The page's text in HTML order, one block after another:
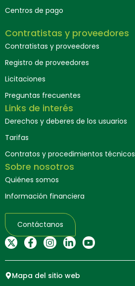
Centros de pago
Contratistas y proveedores
Contratistas y proveedores
Registro de proveedores
Licitaciones
Preguntas frecuentes
Links de interés
Derechos y deberes de los usuarios
Tarifas
Contratos y procedimientos técnicos
Sobre nosotros
Quiénes somos
Información financiera
Contáctanos
Mapa del sitio web